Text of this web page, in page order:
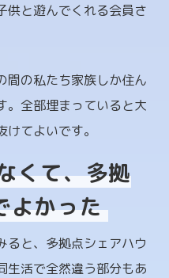
供と遊んでくれる会員さ
間の私たち家族しか住ん
。全部埋まっていると大
てよいです。
くて、多拠
よかった
ると、多拠点シェアハウ
生活で全然違う部分もあ